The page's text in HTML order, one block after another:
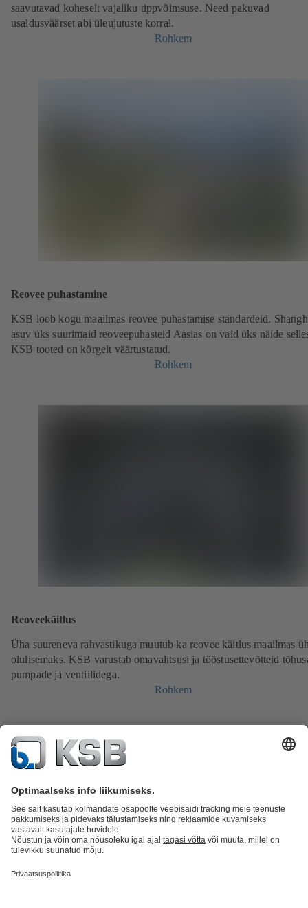
saavutavad koheselt vajaliku tippvõimsuse. Need pakuvad
usaldusväärset abi üleujutuste korral.
Rohkem
Reovee puhastamine
KSB loob kogu maailmas reovee puhastamise standardeid.
asuv üks suurimaid reoveepuhasteid Aasias on vaid üks näide
KSB tooted on kõrgelt väärtustatud.
Rohkem
Reoveekäitlus
Üha suureneva rahvastikuga muutub ka reovee käitlus maailmas
olulisemaks. KSB varustab omavalitsusi ja tööstusettevõtteid
pumpade ja ventiilidega.
Rohkem